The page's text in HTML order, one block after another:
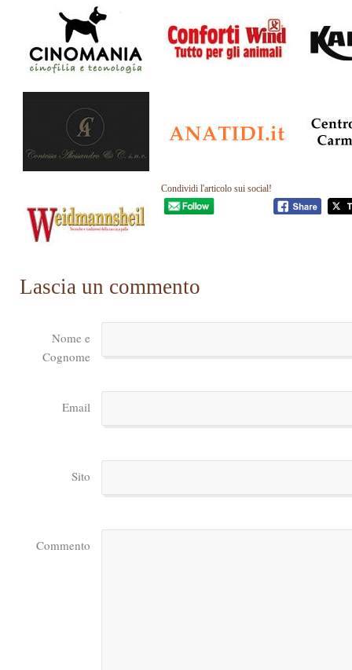
Condividi l'articolo sui social!
Lascia un commento
Nome e
Cognome
Email
Sito
Commento